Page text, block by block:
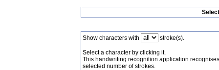
Show characters with stroke(s).
Select a character by clicking it.
This handwriting recognition application
selected number of strokes.